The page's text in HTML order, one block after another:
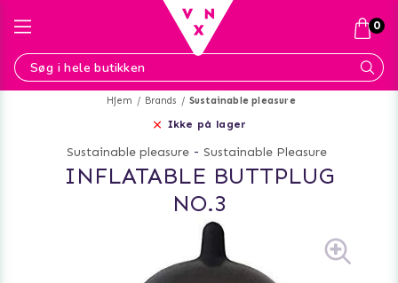
Hjem Brands Sustainable pleasure
Ikke på lager
Sustainable pleasure - Sustainable Pleasure
INFLATABLE BUTTPLUG
NO.3
0